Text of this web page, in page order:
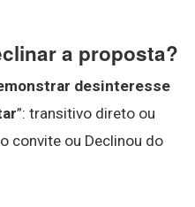
a proposta?
desinteresse
”: transitivo direto ou
convite ou Declinou do